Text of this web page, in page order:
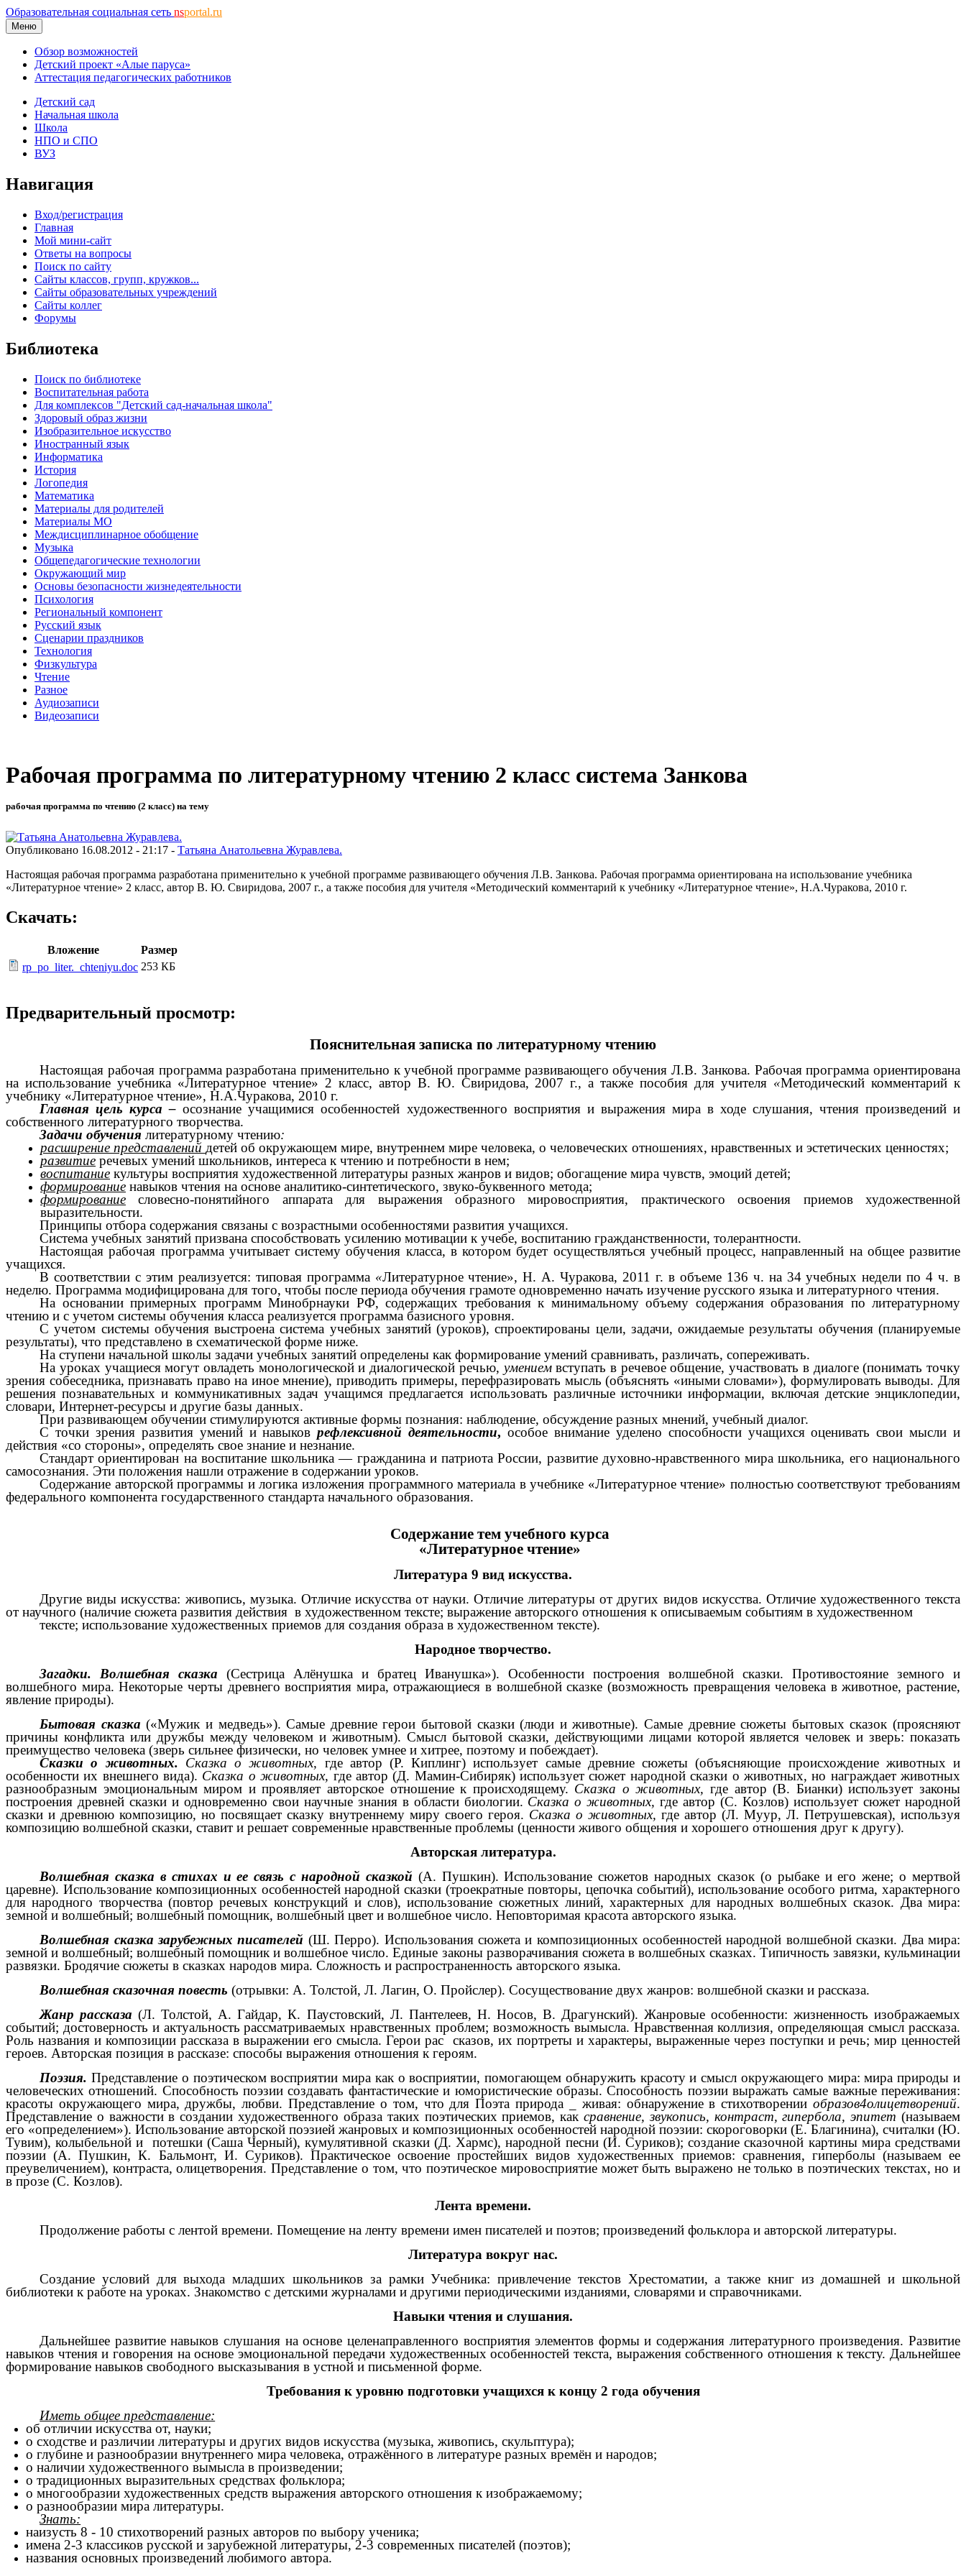
Образовательная социальная сеть nsportal.ru
Меню
Обзор возможностей
Детский проект «Алые паруса»
Аттестация педагогических работников
Детский сад
Начальная школа
Школа
НПО и СПО
ВУЗ
Навигация
Вход/регистрация
Главная
Мой мини-сайт
Ответы на вопросы
Поиск по сайту
Сайты классов, групп, кружков...
Сайты образовательных учреждений
Сайты коллег
Форумы
Библиотека
Поиск по библиотеке
Воспитательная работа
Для комплексов "Детский сад-начальная школа"
Здоровый образ жизни
Изобразительное искусство
Иностранный язык
Информатика
История
Логопедия
Математика
Материалы для родителей
Материалы МО
Междисциплинарное обобщение
Музыка
Общепедагогические технологии
Окружающий мир
Основы безопасности жизнедеятельности
Психология
Региональный компонент
Русский язык
Сценарии праздников
Технология
Физкультура
Чтение
Разное
Аудиозаписи
Видеозаписи
Рабочая программа по литературному чтению 2 класс система Занкова
рабочая программа по чтению (2 класс) на тему
Опубликовано 16.08.2012 - 21:17 - Татьяна Анатольевна Журавлева.
Настоящая рабочая программа разработана применительно к учебной программе развивающего обучения Л.В. Занкова. Рабочая программа ориентирована на использование учебника
«Литературное чтение» 2 класс, автор В. Ю. Свиридова, 2007 г., а также пособия для учителя «Методический комментарий к учебнику «Литературное чтение», Н.А.Чуракова, 2010 г.
Скачать:
Вложение
Размер
rp_po_liter._chteniyu.doc 253 КБ
Предварительный просмотр:
Пояснительная записка по литературному чтению
Настоящая рабочая программа разработана применительно к учебной программе развивающего обучения Л.В. Занкова. Рабочая программа ориентирована
на использование учебника «Литературное чтение» 2 класс, автор В. Ю. Свиридова, 2007 г., а также пособия для учителя «Методический комментарий к
учебнику «Литературное чтение», Н.А.Чуракова, 2010 г.
Главная цель курса –осознание учащимися особенностей художественного восприятия и выражения мира в ходе слушания, чтения произведений и
собственного литературного творчества.
Задачи обучения литературному чтению:
расширение представлений детей об окружающем мире, внутреннем мире человека, о человеческих отношениях, нравственных и эстетических ценностях;
развитие речевых умений школьников, интереса к чтению и потребности в нем;
воспитание культуры восприятия художественной литературы разных жанров и видов; обогащение мира чувств, эмоций детей;
формирование навыков чтения на основе аналитико-синтетического, звуко-буквенного метода;
формирование словесно-понятийного аппарата для выражения образного мировосприятия, практического освоения приемов художественной
выразительности.
Принципы отбора содержания связаны с возрастными особенностями развития учащихся.
Система учебных занятий призвана способствовать усилению мотивации к учебе, воспитанию гражданственности, толерантности.
Настоящая рабочая программа учитывает систему обучения класса, в котором будет осуществляться учебный процесс, направленный на общее развитие
учащихся.
В соответствии с этим реализуется: типовая программа «Литературное чтение», Н. А. Чуракова, 2011 г. в объеме 136 ч. на 34 учебных недели по 4 ч. в
неделю. Программа модифицирована для того, чтобы после периода обучения грамоте одновременно начать изучение русского языка и литературного чтения.
На основании примерных программ Минобрнауки РФ, содержащих требования к минимальному объему содержания образования по литературному
чтению и с учетом системы обучения класса реализуется программа базисного уровня.
С учетом системы обучения выстроена система учебных занятий (уроков), спроектированы цели, задачи, ожидаемые результаты обучения (планируемые
результаты), что представлено в схематической форме ниже.
На ступени начальной школы задачи учебных занятий определены как формирование умений сравнивать, различать, сопереживать.
На уроках учащиеся могут овладеть монологической и диалогической речью, умениемвступать в речевое общение, участвовать в диалоге (понимать точку
зрения собеседника, признавать право на иное мнение), приводить примеры, перефразировать мысль (объяснять «иными словами»), формулировать выводы. Для
решения познавательных и коммуникативных задач учащимся предлагается использовать различные источники информации, включая детские энциклопедии,
словари, Интернет-ресурсы и другие базы данных.
При развивающем обучении стимулируются активные формы познания: наблюдение, обсуждение разных мнений, учебный диалог.
С точки зрения развития умений и навыковрефлексивной деятельности, особое внимание уделено способности учащихся оценивать свои мысли и
действия «со стороны», определять свое знание и незнание.
Стандарт ориентирован на воспитание школьника — гражданина и патриота России, развитие духовно-нравственного мира школьника, его национального
самосознания. Эти положения нашли отражение в содержании уроков.
Содержание авторской программы и логика изложения программного материала в учебнике «Литературное чтение» полностью соответствуют требованиям
федерального компонента государственного стандарта начального образования.
Содержание тем учебного курса
«Литературное чтение»
Литература 9 вид искусства.
Другие виды искусства: живопись, музыка. Отличие искусства от науки. Отличие литературы от других видов искусства. Отличие художественного текста
от научного (наличие сюжета развития действия в художественном тексте; выражение авторского отношения к описываемым событиям в художественном
тексте; использование художественных приемов для создания образа в художественном тексте).
Народное творчество.
Загадки. Волшебная сказка(Сестрица Алёнушка и братец Иванушка»). Особенности построения волшебной сказки. Противостояние земного и
волшебного мира. Некоторые черты древнего восприятия мира, отражающиеся в волшебной сказке (возможность превращения человека в животное, растение,
явление природы).
Бытовая сказка(«Мужик и медведь»). Самые древние герои бытовой сказки (люди и животные). Самые древние сюжеты бытовых сказок (проясняют
причины конфликта или дружбы между человеком и животным). Смысл бытовой сказки, действующими лицами которой является человек и зверь: показать
преимущество человека (зверь сильнее физически, но человек умнее и хитрее, поэтому и побеждает).
Сказки о животных. Сказка о животных, где автор (Р. Киплинг) использует самые древние сюжеты (объясняющие происхождение животных и
особенности их внешнего вида). Сказка о животных, где автор (Д. Мамин-Сибиряк) использует сюжет народной сказки о животных, но награждает животных
разнообразным эмоциональным миром и проявляет авторское отношение к происходящему. Сказка о животных,где автор (В. Бианки) использует законы
построения древней сказки и одновременно свои научные знания в области биологии. Сказка о животных,где автор (С. Козлов) использует сюжет народной
сказки и древнюю композицию, но посвящает сказку внутреннему миру своего героя. Сказка о животных, где автор (Л. Муур, Л. Петрушевская), используя
композицию волшебной сказки, ставит и решает современные нравственные проблемы (ценности живого общения и хорошего отношения друг к другу).
Авторская литература.
Волшебная сказка в стихах и ее связь с народной сказкой (А. Пушкин). Использование сюжетов народных сказок (о рыбаке и его жене; о мертвой
царевне). Использование композиционных особенностей народной сказки (троекратные повторы, цепочка событий), использование особого ритма, характерного
для народного творчества (повтор речевых конструкций и слов), использование сюжетных линий, характерных для народных волшебных сказок. Два мира:
земной и волшебный; волшебный помощник, волшебный цвет и волшебное число. Неповторимая красота авторского языка.
Волшебная сказка зарубежных писателей (Ш. Перро). Использования сюжета и композиционных особенностей народной волшебной сказки. Два мира:
земной и волшебный; волшебный помощник и волшебное число. Единые законы разворачивания сюжета в волшебных сказках. Типичность завязки, кульминации
развязки. Бродячие сюжеты в сказках народов мира. Сложность и распространенность авторского языка.
Волшебная сказочная повесть(отрывки: А. Толстой, Л. Лагин, О. Пройслер). Сосуществование двух жанров: волшебной сказки и рассказа.
Жанр рассказа(Л. Толстой, А. Гайдар, К. Паустовский, Л. Пантелеев, Н. Носов, В. Драгунский). Жанровые особенности: жизненность изображаемых
событий; достоверность и актуальность рассматриваемых нравственных проблем; возможность вымысла. Нравственная коллизия, определяющая смысл рассказа.
Роль названия и композиции рассказа в выражении его смысла. Герои рас сказов, их портреты и характеры, выраженные через поступки и речь; мир ценностей
героев. Авторская позиция в рассказе: способы выражения отношения к героям.
Поэзия. Представление о поэтическом восприятии мира как о восприятии, помогающем обнаружить красоту и смысл окружающего мира: мира природы и
человеческих отношений. Способность поэзии создавать фантастические и юмористические образы. Способность поэзии выражать самые важные переживания:
красоты окружающего мира, дружбы, любви. Представление о том, что для Поэта природа _ живая: обнаружение в стихотворении образов4олицетворений.
Представление о важности в создании художественного образа таких поэтических приемов, как сравнение, звукопись, контраст, гипербола, эпитет (называем
его «определением»). Использование авторской поэзией жанровых и композиционных особенностей народной поэзии: скороговорки (Е. Благинина), считалки (Ю.
Тувим), колыбельной и потешки (Саша Черный), кумулятивной сказки (Д. Хармс), народной песни (И. Суриков); создание сказочной картины мира средствами
поэзии (А. Пушкин, К. Бальмонт, И. Суриков). Практическое освоение простейших видов художественных приемов: сравнения, гиперболы (называем ее
преувеличением), контраста, олицетворения. Представление о том, что поэтическое мировосприятие может быть выражено не только в поэтических текстах, но и
в прозе (С. Козлов).
Лента времени.
Продолжение работы с лентой времени. Помещение на ленту времени имен писателей и поэтов; произведений фольклора и авторской литературы.
Литература вокруг нас.
Создание условий для выхода младших школьников за рамки Учебника: привлечение текстов Хрестоматии, а также книг из домашней и школьной
библиотеки к работе на уроках. Знакомство с детскими журналами и другими периодическими изданиями, словарями и справочниками.
Навыки чтения и слушания.
Дальнейшее развитие навыков слушания на основе целенаправленного восприятия элементов формы и содержания литературного произведения. Развитие
навыков чтения и говорения на основе эмоциональной передачи художественных особенностей текста, выражения собственного отношения к тексту. Дальнейшее
формирование навыков свободного высказывания в устной и письменной форме.
Требования к уровню подготовки учащихся к концу 2 года обучения
Иметь общее представление:
об отличии искусства от, науки;
о сходстве и различии литературы и других видов искусства (музыка, живопись, скульптура);
о глубине и разнообразии внутреннего мира человека, отражённого в литературе разных времён и народов;
о наличии художественного вымысла в произведении;
о традиционных выразительных средствах фольклора;
о многообразии художественных средств выражения авторского отношения к изображаемому;
о разнообразии мира литературы.
Знать:
наизусть 8 - 10 стихотворений разных авторов по выбору ученика;
имена 2-3 классиков русской и зарубежной литературы, 2-3 современных писателей (поэтов);
названия основных произведений любимого автора.